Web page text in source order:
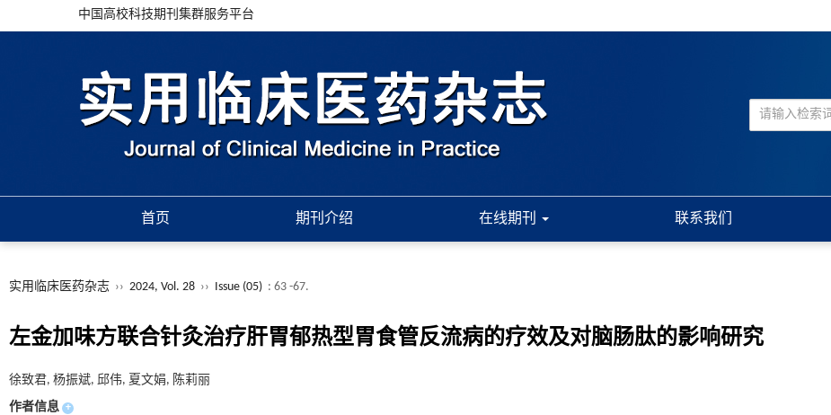
中国高校科技期刊集群服务平台
首页 期刊介绍 在线期刊 联系我们
实用临床医药杂志 ›› 2024, Vol. 28 ›› Issue (05) : 63 -67.
左金加味方联合针灸治疗肝胃郁热型胃食管反流病的疗效及对脑肠肽的影响研究
徐致君, 杨振斌, 邱伟, 夏文娟, 陈莉丽
作者信息 +